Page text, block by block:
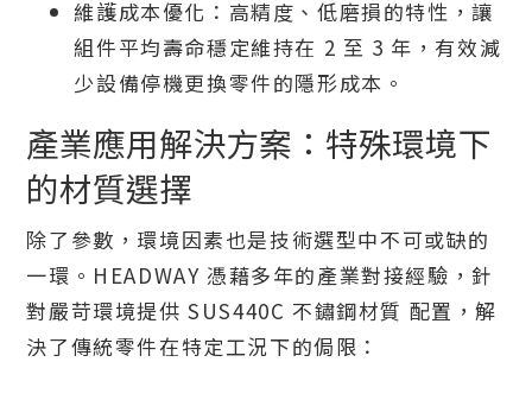
維護成本優化：高精度、低磨損的特性，讓
組件平均壽命穩定維持在 2 至 3 年，有效減
少設備停機更換零件的隱形成本。
產業應用解決方案：特殊環境下
的材質選擇
除了參數，環境因素也是技術選型中不可或缺的
一環。HEADWAY 憑藉多年的產業對接經驗，針
對嚴苛環境提供 SUS440C 不鏽鋼材質 配置，解
決了傳統零件在特定工況下的侷限：